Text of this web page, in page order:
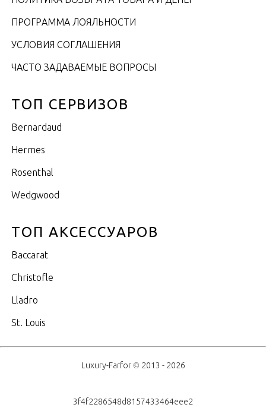
ПРОГРАММА ЛОЯЛЬНОСТИ
УСЛОВИЯ СОГЛАШЕНИЯ
ЧАСТО ЗАДАВАЕМЫЕ ВОПРОСЫ
ТОП СЕРВИЗОВ
Bernardaud
Hermes
Rosenthal
Wedgwood
ТОП АКСЕССУАРОВ
Baccarat
Christofle
Lladro
St. Louis
Luxury-Farfor © 2013 - 2026
3f4f2286548d8157433464eee2